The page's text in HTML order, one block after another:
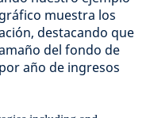
muestra los
destacando que
del fondo de
año de ingresos